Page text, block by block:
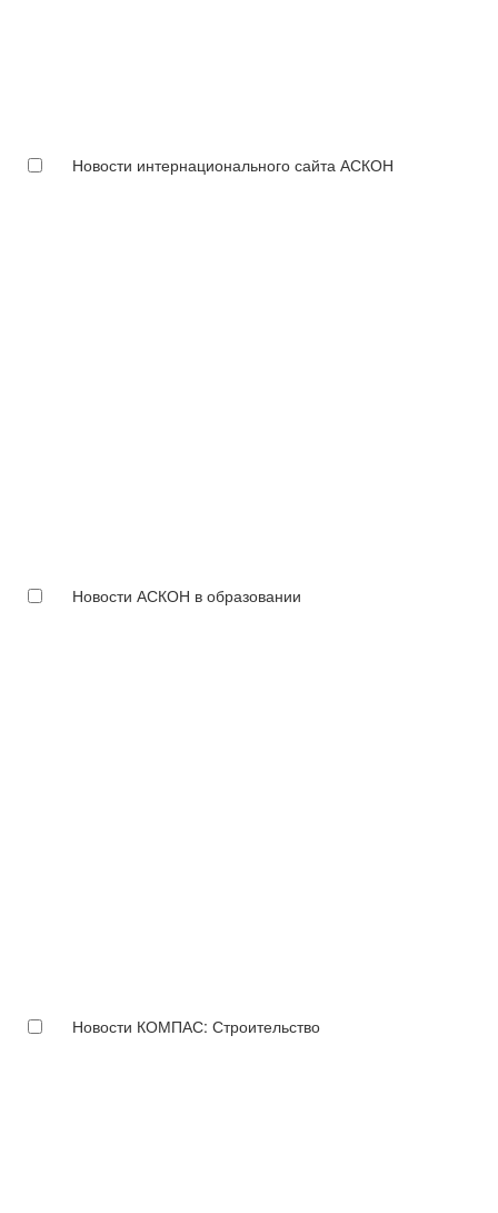
Новости интернационального сайта АСКОН
Новости АСКОН в образовании
Новости КОМПАС: Строительство